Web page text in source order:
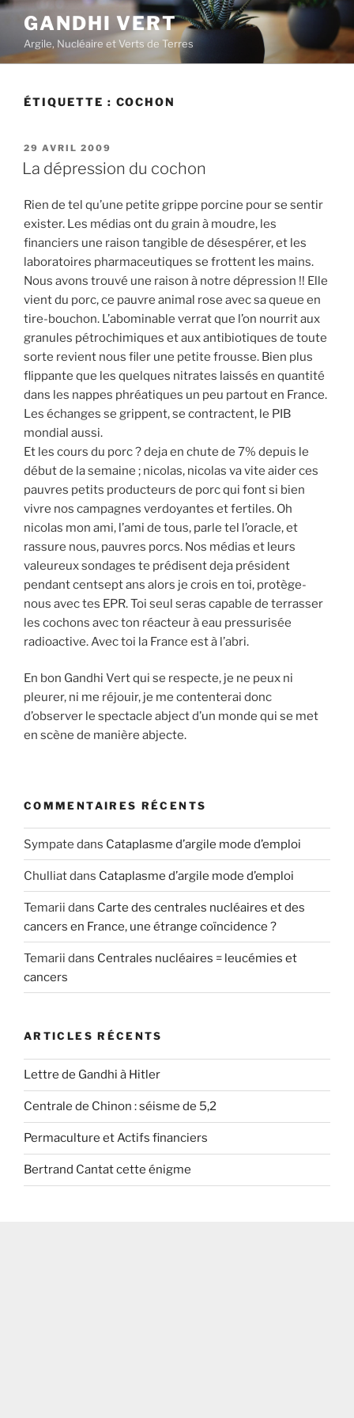
Aller
contenu
principal
GANDHI VERT
Argile, Nucléaire et Verts de Terres
ÉTIQUETTE : COCHON
PUBLIÉ
LE
29 AVRIL 2009
La dépression du cochon
Rien de tel qu’une petite grippe porcine pour se sentir
exister. Les médias ont du grain à moudre, les
financiers une raison tangible de désespérer, et les
laboratoires pharmaceutiques se frottent les mains.
Nous avons trouvé une raison à notre dépression !! Elle
vient du porc, ce pauvre animal rose avec sa queue en
tire-bouchon. L’abominable verrat que l’on nourrit aux
granules pétrochimiques et aux antibiotiques de toute
sorte revient nous filer une petite frousse. Bien plus
flippante que les quelques nitrates laissés en quantité
dans les nappes phréatiques un peu partout en France.
Les échanges se grippent, se contractent, le PIB
mondial aussi.
Et les cours du porc ? deja en chute de 7% depuis le
début de la semaine ; nicolas, nicolas va vite aider ces
pauvres petits producteurs de porc qui font si bien
vivre nos campagnes verdoyantes et fertiles. Oh
nicolas mon ami, l’ami de tous, parle tel l’oracle, et
rassure nous, pauvres porcs. Nos médias et leurs
valeureux sondages te prédisent deja président
pendant centsept ans alors je crois en toi, protège-
nous avec tes EPR. Toi seul seras capable de terrasser
les cochons avec ton réacteur à eau pressurisée
radioactive. Avec toi la France est à l’abri.
En bon Gandhi Vert qui se respecte, je ne peux ni
pleurer, ni me réjouir, je me contenterai donc
d’observer le spectacle abject d’un monde qui se met
en scène de manière abjecte.
COMMENTAIRES RÉCENTS
Sympate dans Cataplasme d’argile mode d’emploi
Chulliatdans Cataplasme d’argile mode d’emploi
Temarii dans Carte des centrales nucléaires et des
cancers en France, une étrange coïncidence ?
Temarii dans Centrales nucléaires = leucémies et
cancers
ARTICLES RÉCENTS
Lettre de Gandhi à Hitler
Centrale de Chinon : séisme de 5,2
Permaculture et Actifs financiers
Bertrand Cantat cette énigme